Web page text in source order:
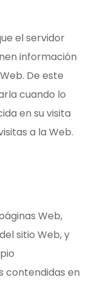
el servidor
información
De este
cuando lo
en su visita
a la Web.
Web,
sitio Web, y
contendidas en